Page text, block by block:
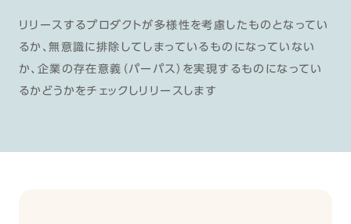
リリースするプロダクトが多様性を考慮したものとなってい
るか、無意識に排除してしまっているものになっていない
か、企業の存在意義（パーパス）を実現するものになってい
るかどうかをチェックしリリースします